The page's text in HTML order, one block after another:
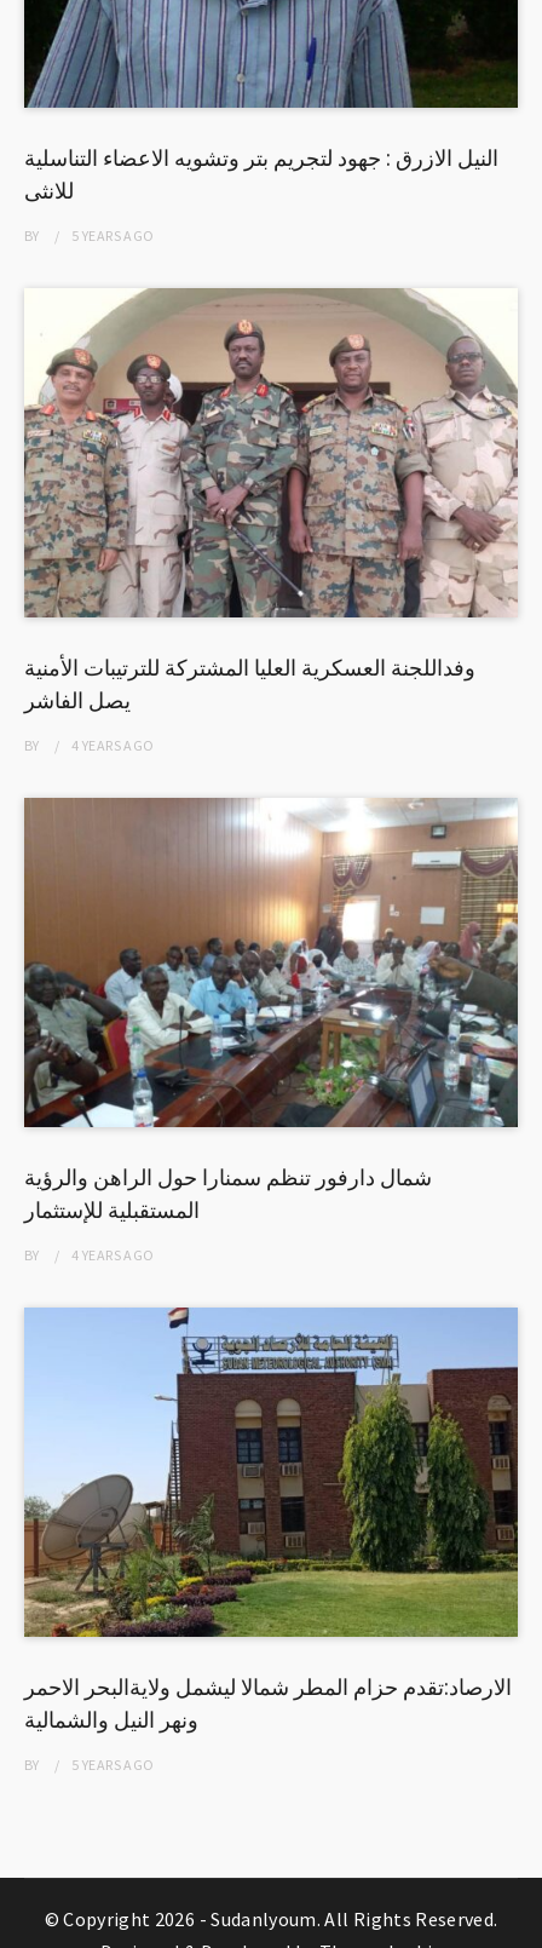
النيل الازرق : جهود لتجريم بتر وتشويه الاعضاء التناسلية
للانثى
BY 5 YEARSAGO
وفداللجنة العسكرية العليا المشتركة للترتيبات الأمنية
يصل الفاشر
BY 4 YEARSAGO
شمال دارفور تنظم سمنارا حول الراهن والرؤية
المستقبلية للإستثمار
BY 4 YEARSAGO
الارصاد:تقدم حزام المطر شمالا ليشمل ولايةالبحر الاحمر
ونهر النيل والشمالية
BY 5 YEARSAGO
© Copyright 2026 -Sudanlyoum. All Rights Reserved.